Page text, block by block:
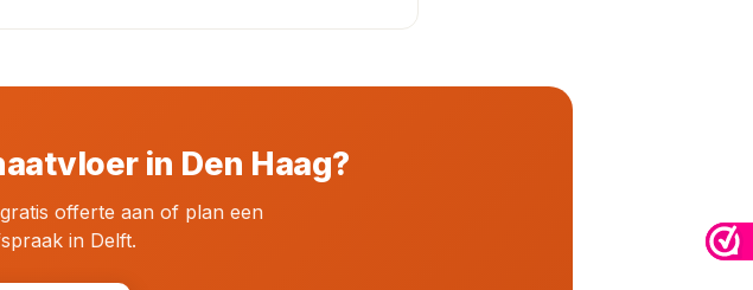
in Den Haag?
offerte aan of plan een
in Delft.